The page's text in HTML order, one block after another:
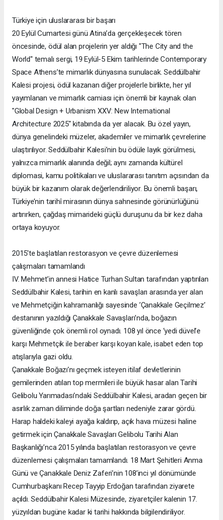
Türkiye için uluslararası bir başarı
20 Eylül Cumartesi günü Atina’da gerçekleşecek tören
öncesinde, ödül alan projelerin yer aldığı "The City and the
World" temalı sergi, 19 Eylül-5 Ekim tarihlerinde Contemporary
Space Athens’te mimarlık dünyasına sunulacak. Seddülbahir
Kalesi projesi, ödül kazanan diğer projelerle birlikte, her yıl
yayımlanan ve mimarlık camiası için önemli bir kaynak olan
"Global Design + Urbanism XXV: New International
Architecture 2025" kitabında da yer alacak. Bu özel yayın,
dünya genelindeki müzeler, akademiler ve mimarlık çevrelerine
ulaştırılıyor. Seddülbahir Kalesi’nin bu ödüle layık görülmesi,
yalnızca mimarlık alanında değil; aynı zamanda kültürel
diplomasi, kamu politikaları ve uluslararası tanıtım açısından da
büyük bir kazanım olarak değerlendiriliyor. Bu önemli başarı,
Türkiye’nin tarihî mirasının dünya sahnesinde görünürlüğünü
artırırken, çağdaş mimarideki güçlü duruşunu da bir kez daha
ortaya koyuyor.
2015’te başlatılan restorasyon ve çevre düzenlemesi
çalışmaları tamamlandı
IV. Mehmet’in annesi Hatice Turhan Sultan tarafından yaptırılan
Seddülbahir Kalesi, tarihin en kanlı savaşları arasında yer alan
ve Mehmetçiğin kahramanlığı sayesinde ’Çanakkale Geçilmez’
destanının yazıldığı Çanakkale Savaşları’nda, boğazın
güvenliğinde çok önemli rol oynadı. 108 yıl önce ’yedi düvel’e
karşı Mehmetçik ile beraber karşı koyan kale, isabet eden top
atışlarıyla gazi oldu.
Çanakkale Boğazı’nı geçmek isteyen itilaf devletlerinin
gemilerinden atılan top mermileri ile büyük hasar alan Tarihi
Gelibolu Yarımadası’ndaki Seddülbahir Kalesi, aradan geçen bir
asırlık zaman diliminde doğa şartları nedeniyle zarar gördü.
Harap haldeki kaleyi ayağa kaldırıp, açık hava müzesi haline
getirmek için Çanakkale Savaşları Gelibolu Tarihi Alan
Başkanlığı’nca 2015 yılında başlatılan restorasyon ve çevre
düzenlemesi çalışmaları tamamlandı. 18 Mart Şehitleri Anma
Günü ve Çanakkale Deniz Zaferi’nin 108’inci yıl dönümünde
Cumhurbaşkanı Recep Tayyip Erdoğan tarafından ziyarete
açıldı. Seddülbahir Kalesi Müzesinde, ziyaretçiler kalenin 17.
yüzyıldan bugüne kadar ki tarihi hakkında bilgilendiriliyor.